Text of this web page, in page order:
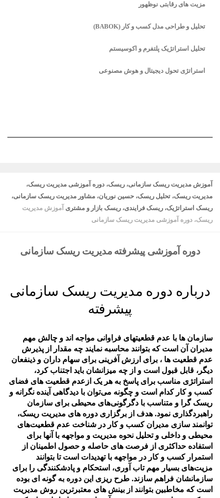
آموزش مدیریت ریسک سازمانی، ریسک، دوره آموزشی مدیریت ریسک،
مدیریت ریسک، تحلیل ریسک، حسین نوریان، مشاور مدیریت ریسک سازمانی،
ریسک استراتژیک، ریسک فرایندی، ریسک بازار و مشتری آموزش مدیریت
ریسک، دوره آموزشی مدیریت ریسک سازمانی
دوره آموزشی پیشرفته مدیریت ریسک سازمانی
درباره دوره مدیریت ریسک سازمانی
پیشرفته
سازمان ها با عدم قطعیتهای فراوانی مواجه اند و چالش مهم
مدیران آن است که بتوانند محاسبه نمایند چه مقدار از پذیرش
عدم قطعیت ها ، برای ارزش آفرینی برای سهام داران و ذینفعان
دیگر، قابل قبول است و از چه میزانشان باید اجتناب کرد،
استراتژی مناسب برای پاسخ به هر یک ازعدم قطعیت های فضای
کسب و کار کدام است و چگونه می‌توان با دیدگاهی آینده نگرانه و
ریسک گرا و متناسب با دگرگونی‌های محیطی برای سازمان
راهبردگذاری نمود. هدف از برگزاری دوره های مدیریت ریسک،
توانمند سازی مدیران کسب و کار در شناخت عدم قطعیت‌های
محیطی و داخلی و تحلیل نحوه مدیریت و مواجهه با آنها برای
استفاده حداکثری از فرصت های حاصله و حصول اطمینان از
استمرار کسب و کار در مواجهه با تهدیدات است تا بتوانند
مزیت‌های بسیار مهم تاب آوری، استحکام و پادشکنندگی را برای
سازمانشان فراهم سازند. طرح ریزی این دوره به گونه ای بوده
است که مخاطبین بتوانند از بینش های معتبرترین روش مدیریت
مزیت های رقابتی نوظهور
تحلیل و طراحی مدل کسب و کار (BABOK)
تحلیل استراتژیک پلتفرم و اکوسیستم
استراتژی تحول دیجیتال و هوش مصنوعی